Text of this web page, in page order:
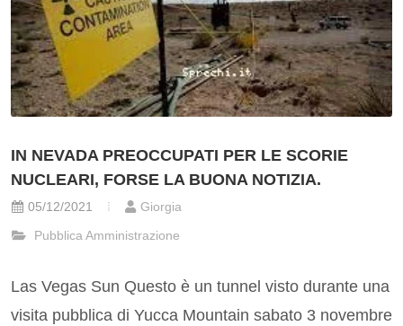
IN NEVADA PREOCCUPATI PER LE SCORIE
NUCLEARI, FORSE LA BUONA NOTIZIA.
05/12/2021
Giorgia
Pubblica Amministrazione
Las Vegas Sun Questo è un tunnel visto durante una
visita pubblica di Yucca Mountain sabato 3 novembre